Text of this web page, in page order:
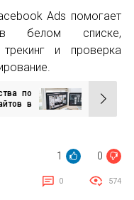
Ads помогает
в белом списке,
и проверка
по
в
1 0
0 574